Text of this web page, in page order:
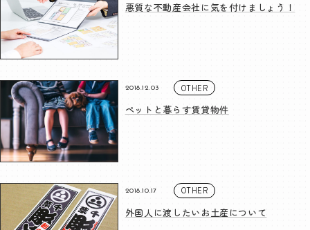
悪質な不動産会社に気を付けましょう！
2018.12.03 OTHER
ペットと暮らす賃貸物件
2018.10.17 OTHER
外国人に渡したいお土産について